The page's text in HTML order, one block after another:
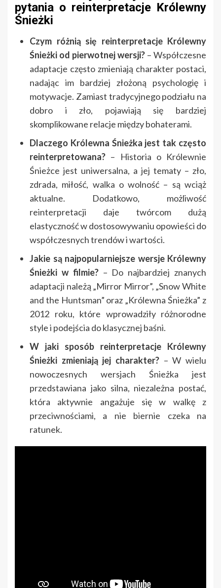
pytania o reinterpretacje Królewny
Śnieżki
Czym różnią się reinterpretacje Królewny
Śnieżki od pierwotnej wersji? – Współczesne
adaptacje często zmieniają charakter postaci,
nadając im bardziej złożoną psychologię i
motywacje. Zamiast tradycyjnego podziału na
dobro i zło, pojawiają się bardziej
skomplikowane relacje między bohaterami.
Dlaczego Królewna Śnieżka jest tak często
reinterpretowana? – Historia o Królewnie
Śnieżce jest uniwersalna, a jej tematy – zło,
zdrada, miłość, walka o wolność – są wciąż
aktualne. Dodatkowo, możliwość
reinterpretacji daje twórcom dużą
elastyczność w dostosowywaniu opowieści do
współczesnych trendów i wartości.
Jakie są najpopularniejsze wersje Królewny
Śnieżki w filmie?– Do najbardziej znanych
adaptacji należą „Mirror Mirror”, „Snow White
and the Huntsman” oraz „Królewna Śnieżka” z
2012 roku, które wprowadziły różnorodne
style i podejścia do klasycznej baśni.
W jaki sposób reinterpretacje Królewny
Śnieżki zmieniają jej charakter? – W wielu
nowoczesnych wersjach Śnieżka jest
przedstawiana jako silna, niezależna postać,
która aktywnie angażuje się w walkę z
przeciwnościami, a nie biernie czeka na
ratunek.